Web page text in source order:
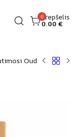
0Krepšelis
0.00 €
Oud